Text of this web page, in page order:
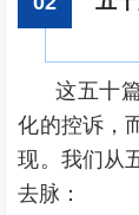
这五十
化的控诉，
现。我们从
去脉：